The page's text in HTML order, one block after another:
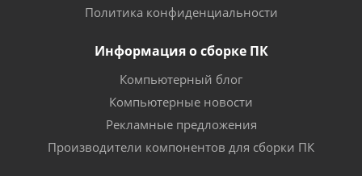
Политика конфиденциальности
Информация о сборке ПК
Компьютерный блог
Компьютерные новости
Рекламные предложения
Производители компонентов для сборки ПК